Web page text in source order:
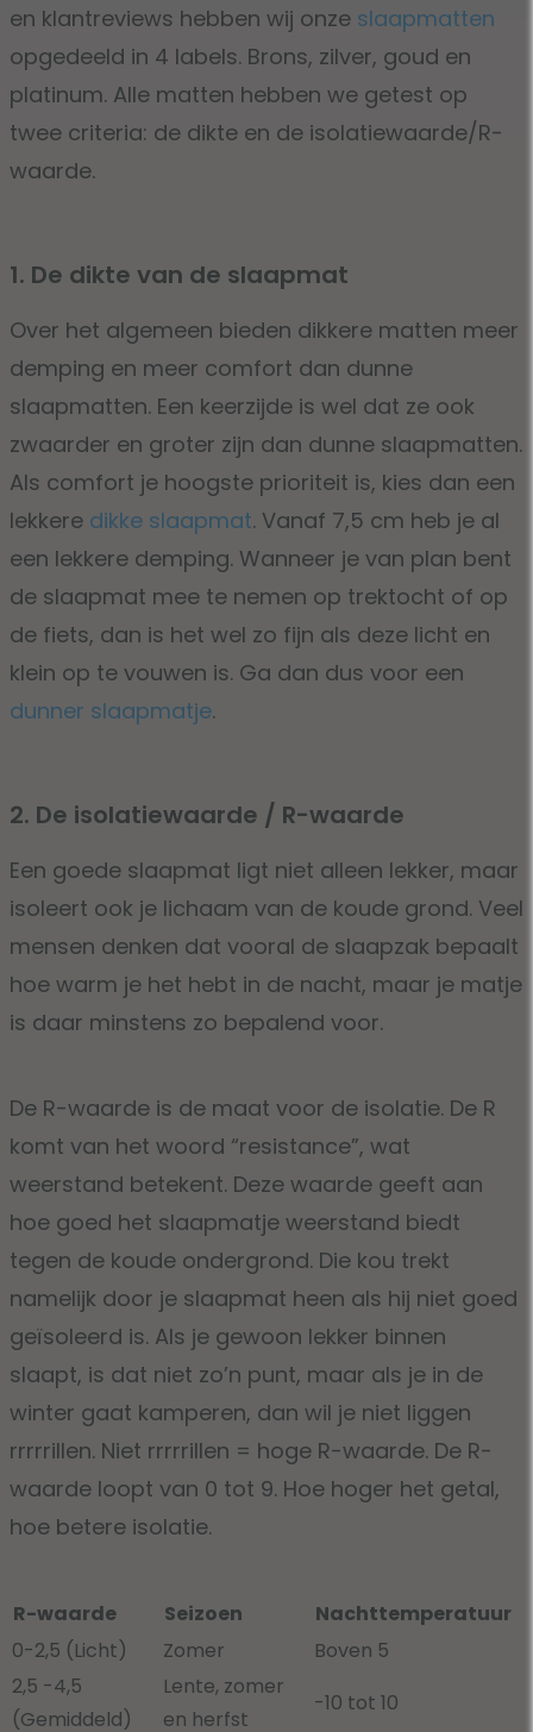
en klantreviews hebben wij onze slaapmatten
opgedeeld in 4 labels. Brons, zilver, goud en
platinum. Alle matten hebben we getest op
twee criteria: de dikte en de isolatiewaarde/R-
waarde.
1. De dikte van de slaapmat
Over het algemeen bieden dikkere matten meer
demping en meer comfort dan dunne
slaapmatten. Een keerzijde is wel dat ze ook
zwaarder en groter zijn dan dunne slaapmatten.
Als comfort je hoogste prioriteit is, kies dan een
lekkere dikke slaapmat. Vanaf 7,5 cm heb je al
een lekkere demping. Wanneer je van plan bent
de slaapmat mee te nemen op trektocht of op
de fiets, dan is het wel zo fijn als deze licht en
klein op te vouwen is. Ga dan dus voor een
dunner slaapmatje.
2. De isolatiewaarde / R-waarde
Een goede slaapmat ligt niet alleen lekker, maar
isoleert ook je lichaam van de koude grond. Veel
mensen denken dat vooral de slaapzak bepaalt
hoe warm je het hebt in de nacht, maar je matje
is daar minstens zo bepalend voor.
De R-waarde is de maat voor de isolatie. De R
komt van het woord “resistance”, wat
weerstand betekent. Deze waarde geeft aan
hoe goed het slaapmatje weerstand biedt
tegen de koude ondergrond. Die kou trekt
namelijk door je slaapmat heen als hij niet goed
geïsoleerd is. Als je gewoon lekker binnen
slaapt, is dat niet zo’n punt, maar als je in de
winter gaat kamperen, dan wil je niet liggen
rrrrrillen. Niet rrrrrillen = hoge R-waarde. De R-
waarde loopt van 0 tot 9. Hoe hoger het getal,
hoe betere isolatie.
R-waarde Seizoen
Nachttemperatuur
0-2,5 (Licht)
Zomer
Boven 5
2,5 -4,5
(Gemiddeld)
Lente, zomer
en herfst
-10 tot 10